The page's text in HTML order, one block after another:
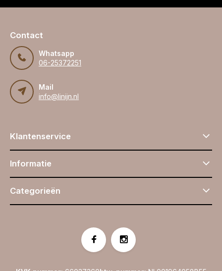
Contact
Whatsapp
06-25372251
Mail
info@linijn.nl
Klantenservice
Informatie
Categorieën